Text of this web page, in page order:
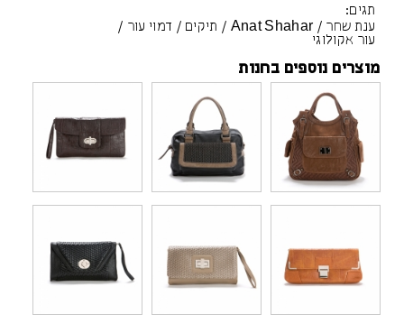
תגים:
ענת שחר /
Anat Shahar
/ תיקים / דמוי עור /
עור אקולוגי
מוצרים נוספים בחנות